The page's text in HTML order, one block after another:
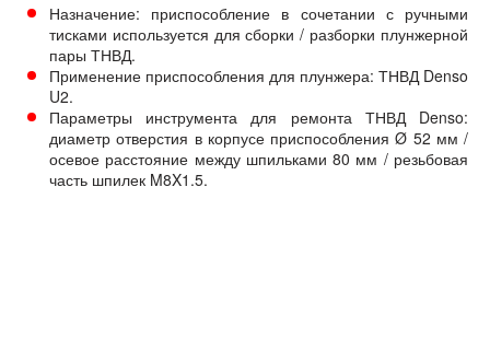
Назначение: приспособление в сочетании с ручными
тисками используется для сборки / разборки плунжерной
пары ТНВД.
Применение приспособления для плунжера: ТНВД Denso
U2.
Параметры инструмента для ремонта ТНВД Denso:
диаметр отверстия в корпусе приспособления Ø 52 мм /
осевое расстояние между шпильками 80 мм / резьбовая
часть шпилек M8X1.5.